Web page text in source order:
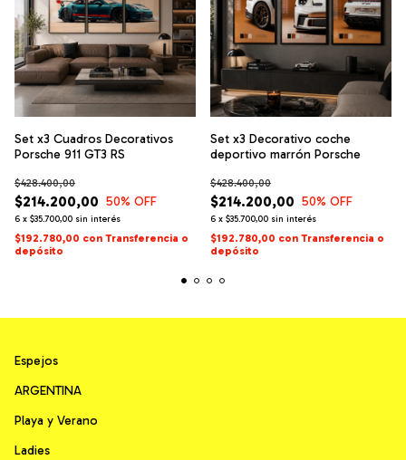
Set x3 Cuadros Decorativos
Porsche 911 GT3 RS
$214.200,00
$428.400,00
50% OFF
6 x $35.700,00 sin interés
$192.780,00 con Transferencia o
depósito
Set x3 Decorativo coche
deportivo marrón Porsche
$214.200,00
$428.400,00
50% OFF
6 x $35.700,00 sin interés
$192.780,00 con Transferencia o
depósito
Espejos
ARGENTINA
Playa y Verano
Ladies